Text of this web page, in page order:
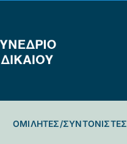
ΟΜΙΛΗΤΕΣ/ΣΥΝΤΟΝΙΣΤΕΣ